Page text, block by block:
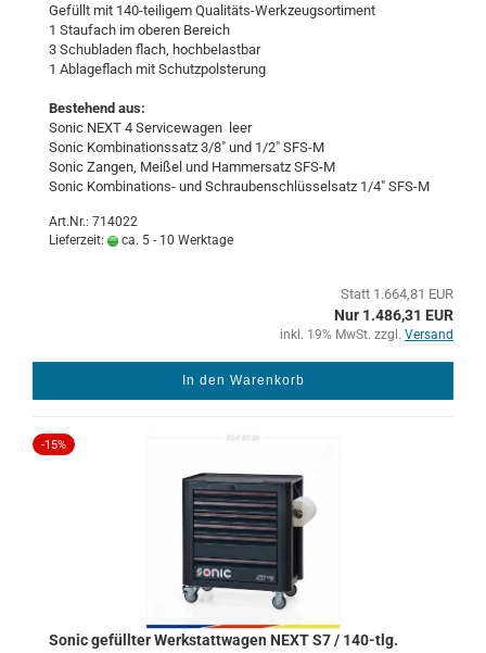
Ge­füllt mit 140-​tei­li­gem Qualitäts-​​Werk­zeugsor­ti­ment
1 Stau­fach im obe­ren Be­reich
3 Schub­la­den flach, hoch­be­last­bar
1 Ab­la­ge­flach mit Schutz­pols­te­rung
Be­stehend aus:
Sonic NEXT 4 Ser­vice­wa­gen leer
Sonic Kom­bi­na­ti­ons­satz 3/8" und 1/2" SFS-M
Sonic Zan­gen, Mei­ßel und Ham­mer­satz SFS-M
Sonic Kombinations-​​ und Schrau­ben­schlüs­sel­satz 1/4" SFS-M
Art.Nr.: 714022
Lieferzeit:
ca. 5 - 10 Werktage
Statt 1.664,81 EUR
Nur 1.486,31 EUR
inkl. 19% MwSt. zzgl. Versand
In den Warenkorb
-15%
Sonic ge­füll­ter Werk­statt­wa­gen NEXT S7 / 140-​tlg.